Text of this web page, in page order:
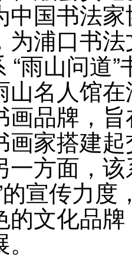
中国书法
为浦口书
“雨山问道
山名人馆
画品牌，
画家搭建
一方面，
宣传力度
的文化品